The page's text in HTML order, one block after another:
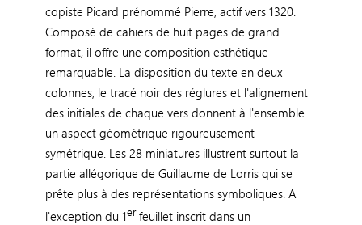
copiste Picard prénommé Pierre, actif vers 1320.
Composé de cahiers de huit pages de grand
format, il offre une composition esthétique
remarquable. La disposition du texte en deux
colonnes, le tracé noir des réglures et l'alignement
des initiales de chaque vers donnent à l'ensemble
un aspect géométrique rigoureusement
symétrique. Les 28 miniatures illustrent surtout la
partie allégorique de Guillaume de Lorris qui se
prête plus à des représentations symboliques. A
l'exception du 1erfeuillet inscrit dans un